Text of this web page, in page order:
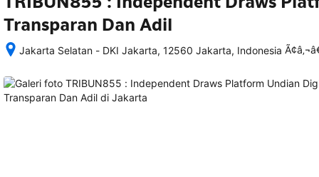
Transparan Dan Adil
Jakarta Selatan - DKI Jakarta, 12560 Jakarta, Indonesia
memesan,
rincian